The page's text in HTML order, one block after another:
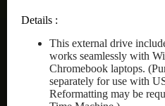
Details :
This external drive
works seamlessly with
Chromebook laptops.
separately for use with
Reformatting may be